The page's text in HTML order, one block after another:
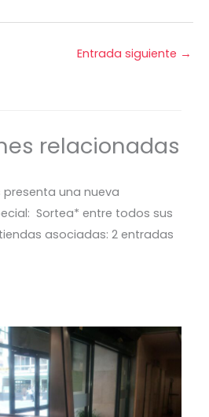
Entrada siguiente →
relacionadas
presenta una nueva
Sortea* entre todos sus
asociadas: 2 entradas